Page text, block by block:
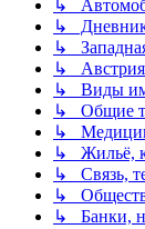
↳
↳
↳
↳ Австрия
↳ Виды
↳ Общие
↳
↳ Жильё,
↳ Связь,
↳
↳ Банки,